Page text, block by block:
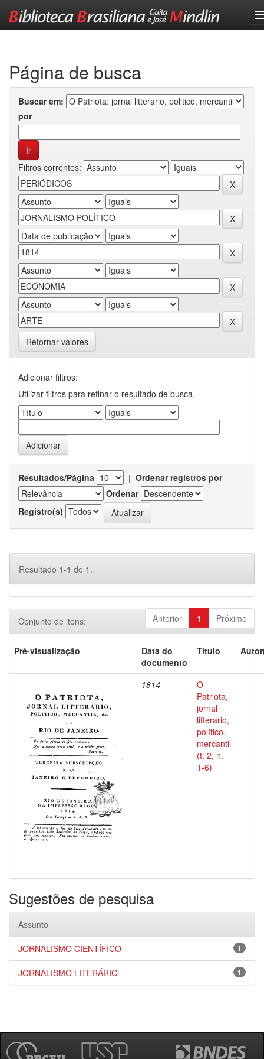
Página de busca
Buscar em:
por
Filtros correntes:
Retornar valores
Adicionar filtros:
Utilizar filtros para refinar o resultado de busca.
Resultados/Página | Ordenar registros por
Ordenar
Registro(s)
Resultado 1-1 de 1.
Anterior 1 Próximo
Conjunto de itens:
Pré-visualização
Data do
documento
Título
1814
O
Patriota,
jornal
litterario,
político,
mercantil
(t. 2, n.
1-6)
-
Sugestões de pesquisa
Assunto
1
JORNALISMO CIENTÍFICO
1
JORNALISMO LITERÁRIO